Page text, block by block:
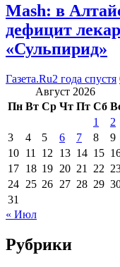
Mash: в
дефицит
«Сульпирид»
Газета.Ru2 года спустя
Август 2026
Пн Вт Ср Чт Пт Сб
1
2
3
4 5 6 7 8
9
10 11 12 13 14 15
17 18 19 20 21 22
24 25 26 27 28 29
31
« Июл
Рубрики